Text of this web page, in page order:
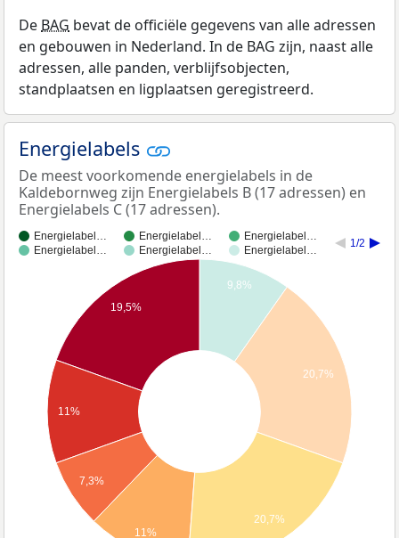
De BAG bevat de officiële gegevens van alle adressen
en gebouwen in Nederland. In de BAG zijn, naast alle
adressen, alle panden, verblijfsobjecten,
standplaatsen en ligplaatsen geregistreerd.
Energielabels
De meest voorkomende energielabels in de
Kaldebornweg zijn Energielabels B (17 adressen) en
Energielabels C (17 adressen).
Energielabel… Energielabel…
Energielabel…
Energielabel…
Energielabel… Energielabel…
1/2
9,8%
20,7%
19,5%
11%
7,3%
11%
20,7%